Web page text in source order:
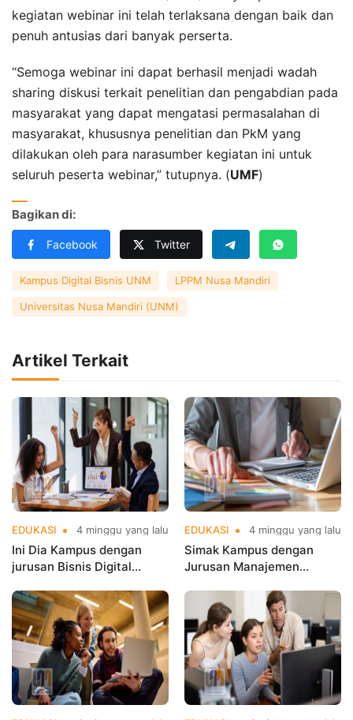
kegiatan webinar ini telah terlaksana dengan baik dan
penuh antusias dari banyak perserta.
“Semoga webinar ini dapat berhasil menjadi wadah
sharing diskusi terkait penelitian dan pengabdian pada
masyarakat yang dapat mengatasi permasalahan di
masyarakat, khususnya penelitian dan PkM yang
dilakukan oleh para narasumber kegiatan ini untuk
seluruh peserta webinar,” tutupnya. (UMF)
Bagikan di:
Facebook Twitter
Kampus Digital Bisnis UNM LPPM Nusa Mandiri
Universitas Nusa Mandiri (UNM)
Artikel Terkait
EDUKASI 4 minggu yang lalu
Ini Dia Kampus dengan
jurusan Bisnis Digital
Populer
EDUKASI 4 minggu yang lalu
Simak Kampus dengan
Jurusan Manajemen
Karier Cemerlang